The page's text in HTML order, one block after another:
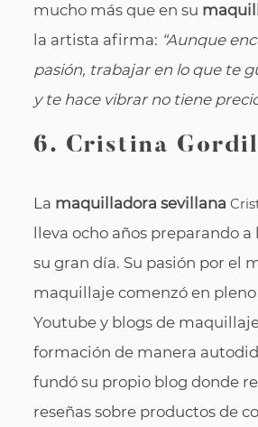
mucho más que en su
la artista afirma: “Aunque
pasión, trabajar en lo que te
y te hace vibrar no tiene
6. Cristina
La maquilladora sevillana
lleva ocho años preparando a
su gran día. Su pasión por el
maquillaje comenzó en
Youtube y blogs de
formación de manera
fundó su propio blog donde
reseñas sobre productos de